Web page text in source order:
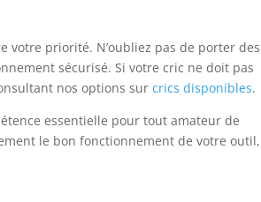
priorité. N’oubliez pas de porter des
sécurisé. Si votre cric ne doit pas
nos options surcrics disponibles.
essentielle pour tout amateur de
le bon fonctionnement de votre outil,